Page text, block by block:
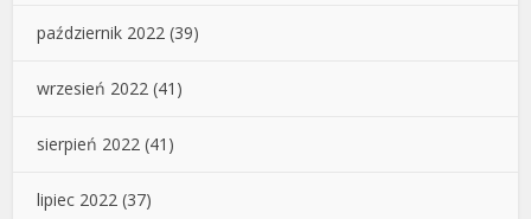
październik 2022 (39)
wrzesień 2022 (41)
sierpień 2022 (41)
lipiec 2022 (37)